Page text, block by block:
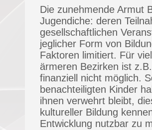
Die zunehmende Armut
Jugendiche: deren
gesellschaftlichen
jeglicher Form von
Faktoren limitiert. Für
ärmeren Bezirken ist
finanziell nicht möglich.
benachteiligten Kinder
ihnen verwehrt bleibt,
kultureller Bildung
Entwicklung nutzbar zu